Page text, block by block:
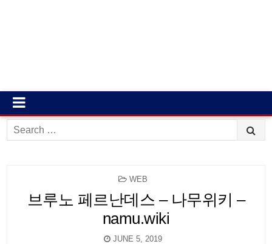
Search
for:
POSTED
WEB
브루노 페르난데스 – 나무위키 –
namu.wiki
JUNE 5, 2019